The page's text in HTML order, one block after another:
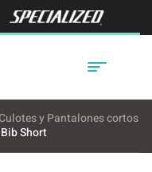
Culotes y Pantalones cortos
Short